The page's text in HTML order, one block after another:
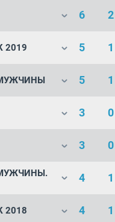
6 2
2019 5 1
5 1
3 0
3 0
4 1
2018 4 1